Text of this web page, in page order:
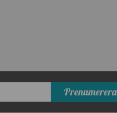
Prenumerera